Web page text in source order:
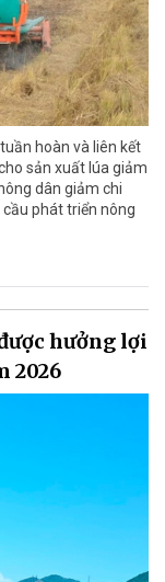
hoàn và liên kết
sản xuất lúa giảm
dân giảm chi
phát triển nông
hưởng lợi
2026